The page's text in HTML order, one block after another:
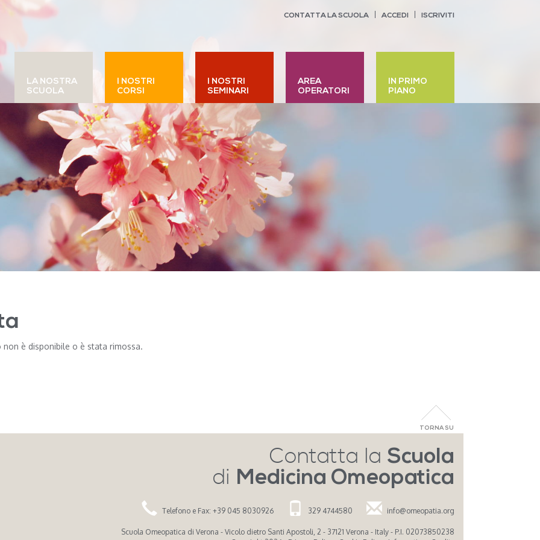
CONTATTA LA SCUOLA ACCEDI ISCRIVITI
LA NOSTRA
SCUOLA
I NOSTRI
CORSI
I NOSTRI
SEMINARI
AREA
OPERATORI
IN PRIMO
PIANO
è disponibile o è stata rimossa.
Contatta la Scuola
di Medicina Omeopatica
Telefono e Fax: +39 045 8030926 329 4744580 info@omeopatia.org
Scuola Omeopatica di Verona - Vicolo dietro Santi Apostoli, 2 - 37121 Verona - Italy - P.I. 02073850238
TORNA SU